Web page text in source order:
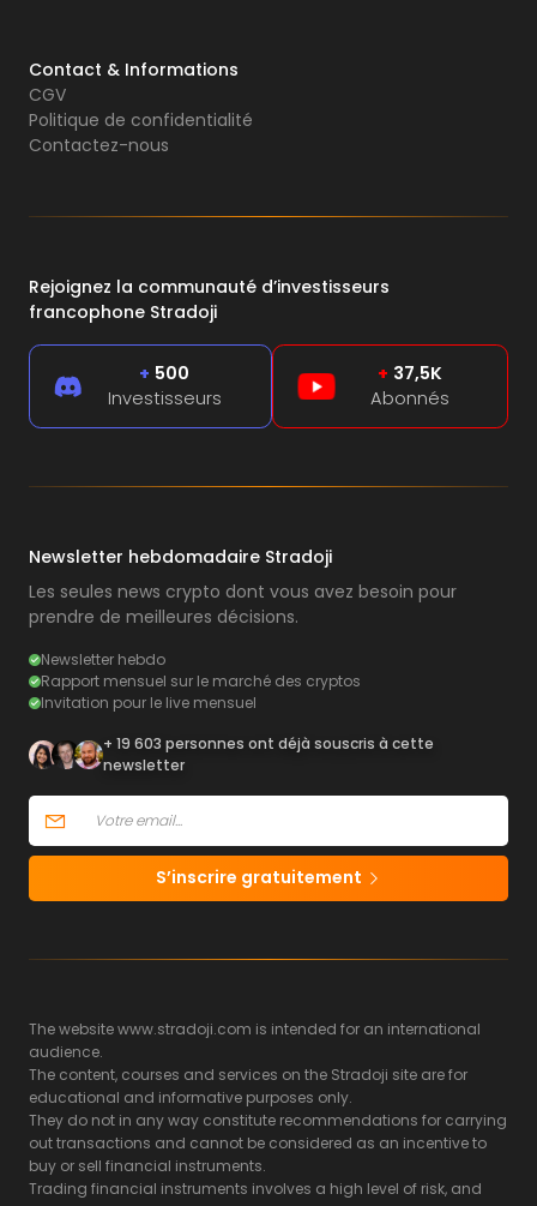
Contact & Informations
CGV
Politique de confidentialité
Contactez-nous
Rejoignez la communauté d’investisseurs
francophone Stradoji
+ 500
Investisseurs
+ 37,5K
Abonnés
Newsletter hebdomadaire Stradoji
Les seules news crypto dont vous avez besoin pour
prendre de meilleures décisions.
Newsletter hebdo
Rapport mensuel sur le marché des cryptos
Invitation pour le live mensuel
+ 19 603 personnes ont déjà souscris à cette
newsletter
S’inscrire gratuitement
The website www.stradoji.com is intended for an international
audience.
The content, courses and services on the Stradoji site are for
educational and informative purposes only.
They do not in any way constitute recommendations for carrying
out transactions and cannot be considered as an incentive to
buy or sell financial instruments.
Trading financial instruments involves a high level of risk, and